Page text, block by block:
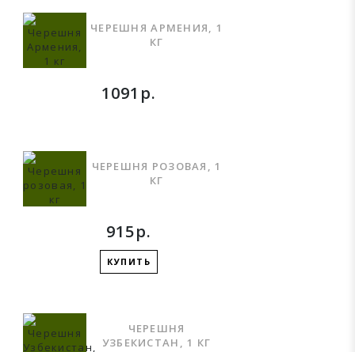
ЧЕРЕШНЯ АРМЕНИЯ, 1
КГ
1091р.
ЧЕРЕШНЯ РОЗОВАЯ, 1
КГ
915р.
КУПИТЬ
ЧЕРЕШНЯ
УЗБЕКИСТАН, 1 КГ